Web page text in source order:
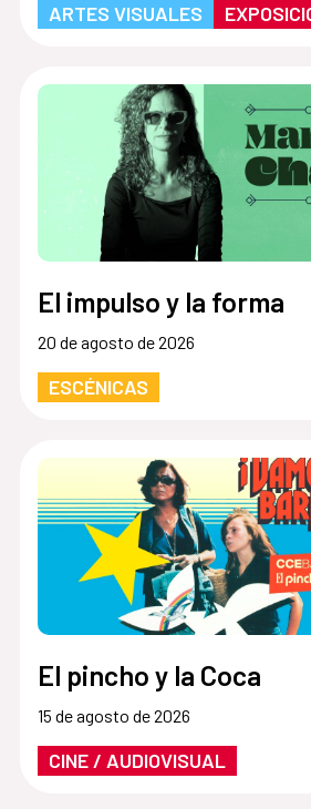
ARTES VISUALES
El impulso y la forma
20 de agosto de 2026
ESCÉNICAS
El pincho y la Coca
15 de agosto de 2026
CINE / AUDIOVISUAL